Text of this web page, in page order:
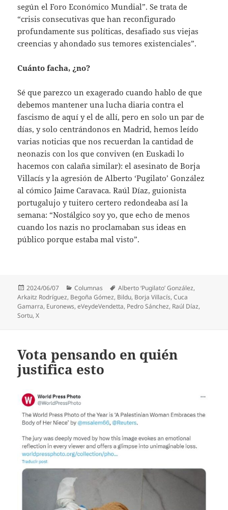
según el Foro Económico Mundial”. Se trata de
“crisis consecutivas que han reconfigurado
profundamente sus políticas, desafiado sus viejas
creencias y ahondado sus temores existenciales”.
Cuánto facha, ¿no?
Sé que parezco un exagerado cuando hablo de que
debemos mantener una lucha diaria contra el
fascismo de aquí y el de allí, pero en solo un par de
días, y solo centrándonos en Madrid, hemos leído
varias noticias que nos recuerdan la cantidad de
neonazis con los que conviven (en Euskadi lo
hacemos con calaña similar): el asesinato de Borja
Villacís y la agresión de Alberto ‘Pugilato’ González
al cómico Jaime Caravaca. Raúl Díaz, guionista
portugalujo y tuitero certero redondeaba así la
semana: “Nostálgico soy yo, que echo de menos
cuando los nazis no proclamaban sus ideas en
público porque estaba mal visto”.
Publicado
el
2024/06/07 Categorías
Columnas Etiquetas
Alberto ‘Pugilato’ González,
Arkaitz Rodríguez, Begoña Gómez, Bildu, Borja Villacís,Cuca
Gamarra, Euronews,eVeydeVendetta, Pedro Sánchez, Raúl Díaz,
Sortu,X
Vota pensando en quién
justifica esto